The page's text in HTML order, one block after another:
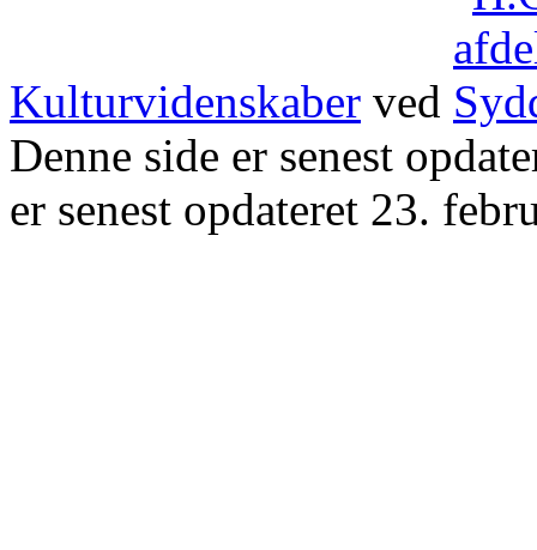
Kulturvidenskaber ved
Denne side er senest
er senest opdateret 23.